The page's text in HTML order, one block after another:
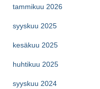
tammikuu 2026
syyskuu 2025
kesäkuu 2025
huhtikuu 2025
syyskuu 2024